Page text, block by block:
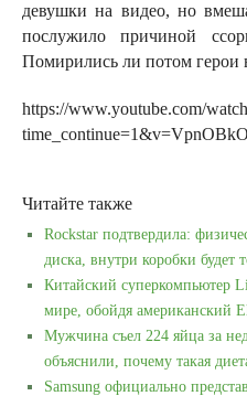
девушки на видео, но
послужило причиной
Помирились ли потом герои
https://www.youtube.com/
Читайте также
Rockstar подтвердила:
диска, внутри коробки будет
Китайский суперкомпьютер
мире, обойдя американский
Мужчина съел 224 яйца за
объяснили, почему такая
Samsung официально